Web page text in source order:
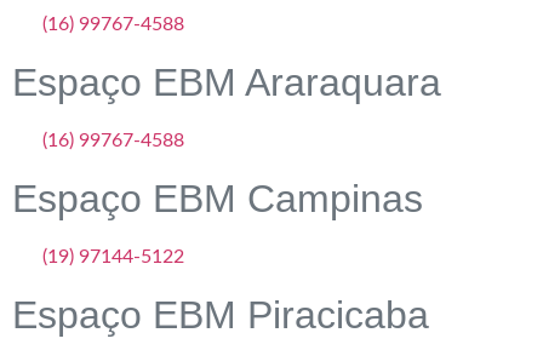
(16) 99767-4588
Espaço EBM Araraquara
(16) 99767-4588
Espaço EBM Campinas
(19) 97144-5122
Espaço EBM Piracicaba